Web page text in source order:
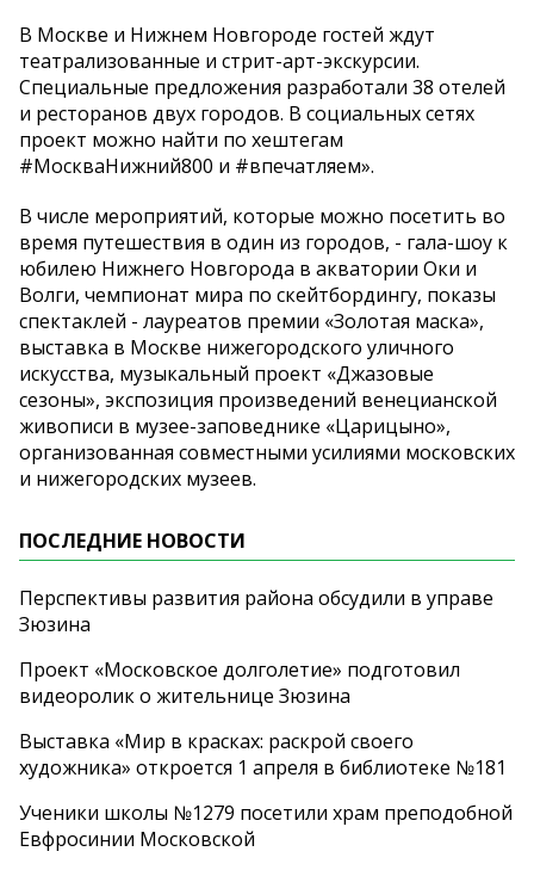
В Москве и Нижнем Новгороде гостей ждут
театрализованные и стрит-арт-экскурсии.
Специальные предложения разработали 38 отелей
и ресторанов двух городов. В социальных сетях
проект можно найти по хештегам
#МоскваНижний800 и #впечатляем».
В числе мероприятий, которые можно посетить во
время путешествия в один из городов, - гала-шоу к
юбилею Нижнего Новгорода в акватории Оки и
Волги, чемпионат мира по скейтбордингу, показы
спектаклей - лауреатов премии «Золотая маска»,
выставка в Москве нижегородского уличного
искусства, музыкальный проект «Джазовые
сезоны», экспозиция произведений венецианской
живописи в музее-заповеднике «Царицыно»,
организованная совместными усилиями московских
и нижегородских музеев.
ПОСЛЕДНИЕ НОВОСТИ
Перспективы развития района обсудили в управе
Зюзина
Проект «Московское долголетие» подготовил
видеоролик о жительнице Зюзина
Выставка «Мир в красках: раскрой своего
художника» откроется 1 апреля в библиотеке №181
Ученики школы №1279 посетили храм преподобной
Евфросинии Московской